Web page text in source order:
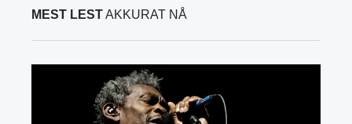
MEST LESTAKKURAT NÅ